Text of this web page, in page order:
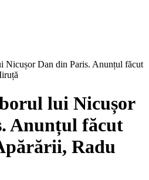
Nicușor Dan din Paris. Anunțul făcut
lui Nicușor
Anunțul făcut
Radu